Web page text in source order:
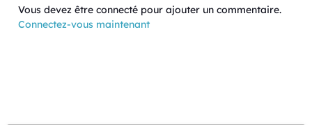
Vous devez être connecté pour ajouter un commentaire.
Connectez-vous maintenant